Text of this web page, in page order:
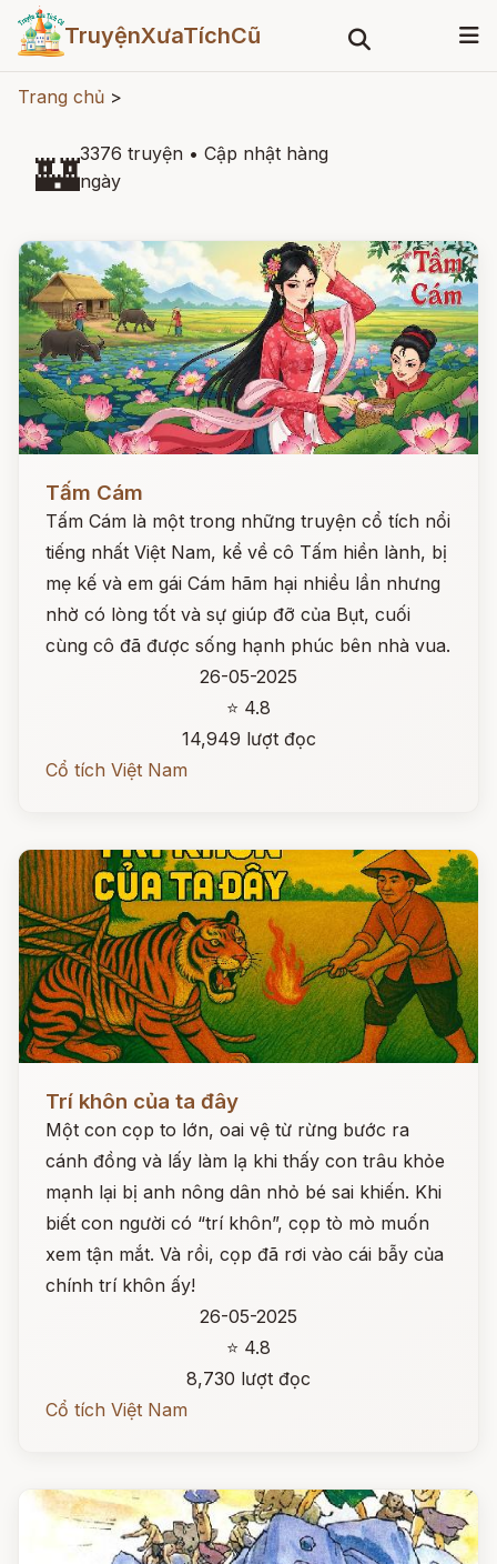
TruyệnXưaTíchCũ
Trang chủ >
🏰3376 truyện • Cập nhật hàng
ngày
Đọc ngay
Tấm Cám
Tấm Cám là một trong những truyện cổ tích nổi
tiếng nhất Việt Nam, kể về cô Tấm hiền lành, bị
mẹ kế và em gái Cám hãm hại nhiều lần nhưng
nhờ có lòng tốt và sự giúp đỡ của Bụt, cuối
cùng cô đã được sống hạnh phúc bên nhà vua.
26-05-2025
⭐ 4.8
14,949 lượt đọc
Cổ tích Việt Nam
Trí khôn của ta đây
Một con cọp to lớn, oai vệ từ rừng bước ra
cánh đồng và lấy làm lạ khi thấy con trâu khỏe
mạnh lại bị anh nông dân nhỏ bé sai khiến. Khi
biết con người có “trí khôn”, cọp tò mò muốn
xem tận mắt. Và rồi, cọp đã rơi vào cái bẫy của
chính trí khôn ấy!
26-05-2025
⭐ 4.8
8,730 lượt đọc
Cổ tích Việt Nam